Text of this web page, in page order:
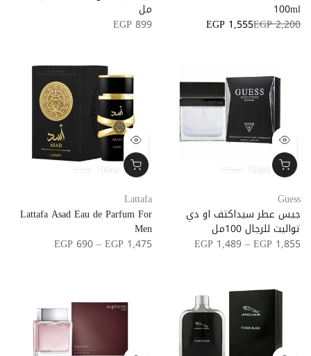
100ml
EGP 2,200
EGP 1,555
مل
EGP 899
100ml 150ml
Guess
جيس عطر سيداكتف او دي
تواليت للرجال 100مل
EGP 1,489 – EGP 1,855
30ml 100ml
Lattafa
Lattafa Asad Eau de Parfum For
Men
EGP 690 – EGP 1,475